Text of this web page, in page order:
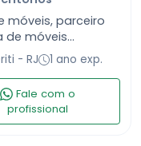
móveis, parceiro
de móveis
atua a 10 anos no
- RJ 1 ano exp.
Fale com o
profissional